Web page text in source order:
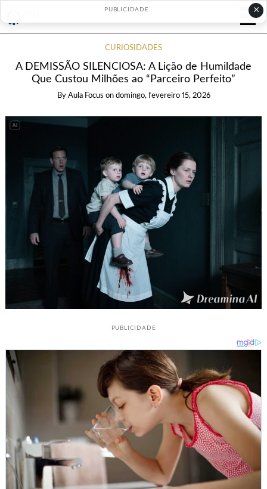
CURIOSIDADES
A DEMISSÃO SILENCIOSA: A Lição de Humildade
Que Custou Milhões ao “Parceiro Perfeito”
By Aula Focus on domingo, fevereiro 15, 2026
PUBLICIDADE
×
PUBLICIDADE